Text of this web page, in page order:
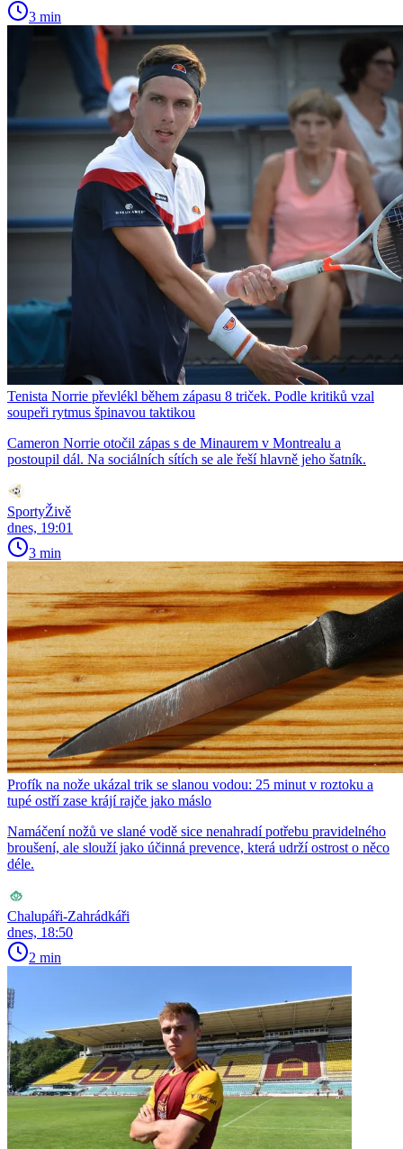
3 min
Tenista Norrie převlékl během zápasu 8 triček. Podle kritiků vzal
soupeři rytmus špinavou taktikou
Cameron Norrie otočil zápas s de Minaurem v Montrealu a
postoupil dál. Na sociálních sítích se ale řeší hlavně jeho šatník.
SportyŽivě
dnes, 19:01
3 min
Profík na nože ukázal trik se slanou vodou: 25 minut v roztoku a
tupé ostří zase krájí rajče jako máslo
Namáčení nožů ve slané vodě sice nenahradí potřebu pravidelného
broušení, ale slouží jako účinná prevence, která udrží ostrost o něco
déle.
Chalupáři-Zahrádkáři
dnes, 18:50
2 min